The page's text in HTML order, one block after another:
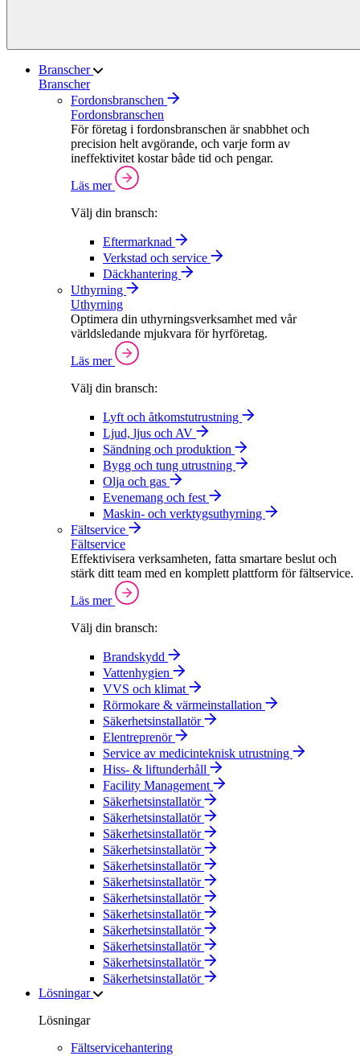
Branscher
Branscher
Fordonsbranschen
Fordonsbranschen
För företag i fordonsbranschen är snabbhet och
precision helt avgörande, och varje form av
ineffektivitet kostar både tid och pengar.
Läs mer
Välj din bransch:
Eftermarknad
Verkstad och service
Däckhantering
Uthyrning
Uthyrning
Optimera din uthyrningsverksamhet med vår
världsledande mjukvara för hyrföretag.
Läs mer
Välj din bransch:
Lyft och åtkomstutrustning
Ljud, ljus och AV
Sändning och produktion
Bygg och tung utrustning
Olja och gas
Evenemang och fest
Maskin- och verktygsuthyrning
Fältservice
Fältservice
Effektivisera verksamheten, fatta smartare beslut och
stärk ditt team med en komplett plattform för fältservice.
Läs mer
Välj din bransch:
Brandskydd
Vattenhygien
VVS och klimat
Rörmokare & värmeinstallation
Säkerhetsinstallatör
Elentreprenör
Service av medicinteknisk utrustning
Hiss- & liftunderhåll
Facility Management
Säkerhetsinstallatör
Säkerhetsinstallatör
Säkerhetsinstallatör
Säkerhetsinstallatör
Säkerhetsinstallatör
Säkerhetsinstallatör
Säkerhetsinstallatör
Säkerhetsinstallatör
Säkerhetsinstallatör
Säkerhetsinstallatör
Säkerhetsinstallatör
Säkerhetsinstallatör
Lösningar
Lösningar
Fältservicehantering